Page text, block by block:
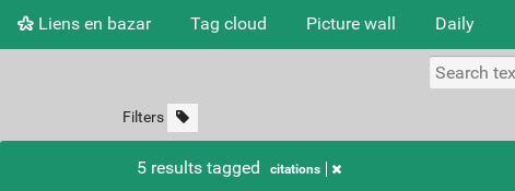
Liens en bazar Tag cloud Picture wall Daily
Filters
5 results tagged citations